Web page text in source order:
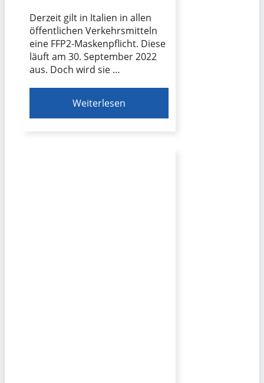
Derzeit gilt in Italien in allen
öffentlichen Verkehrsmitteln
eine FFP2-Maskenpflicht. Diese
läuft am 30. September 2022
aus. Doch wird sie …
Weiterlesen